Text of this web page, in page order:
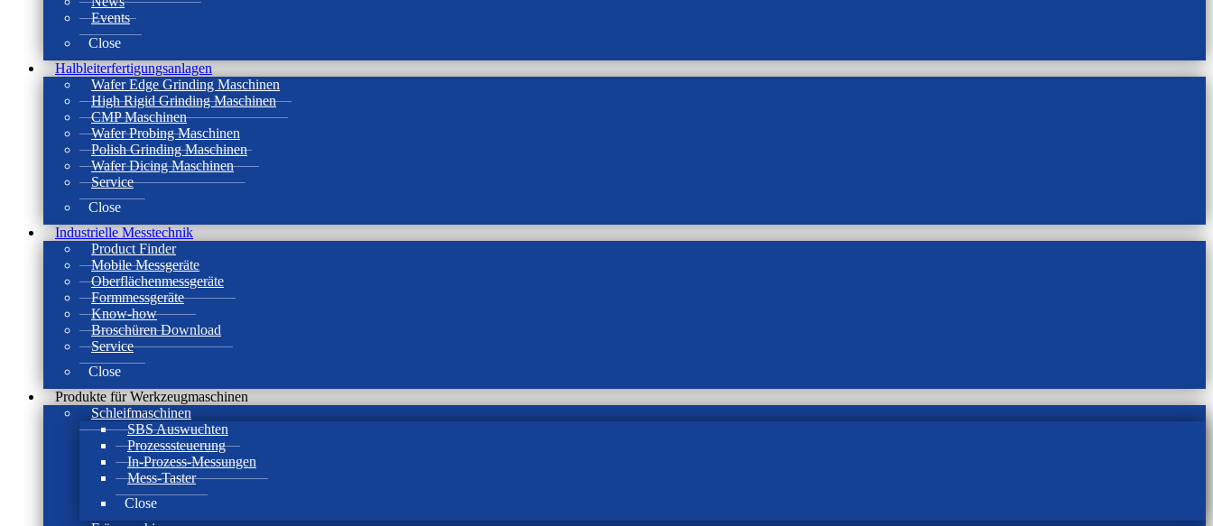
Events
Close
Halbleiterfertigungsanlagen
Wafer Edge Grinding Maschinen
High Rigid Grinding Maschinen
CMP Maschinen
Wafer Probing Maschinen
Polish Grinding Maschinen
Wafer Dicing Maschinen
Service
Close
Industrielle Messtechnik
Product Finder
Mobile Messgeräte
Oberflächenmessgeräte
Formmessgeräte
Know-how
Broschüren Download
Service
Close
Produkte für Werkzeugmaschinen
Schleifmaschinen
SBS Auswuchten
Prozesssteuerung
In-Prozess-Messungen
Mess-Taster
Close